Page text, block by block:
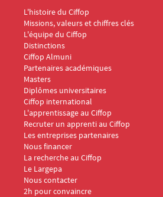
Menu Footer CIFFOP 1
L'histoire du Ciffop
Missions, valeurs et chiffres clés
L'équipe du Ciffop
Distinctions
Ciffop Almuni
Partenaires académiques
Menu Footer CIFFOP 2
Masters
Diplômes universitaires
Ciffop international
Menu Footer CIFFOP 3
L'apprentissage au Ciffop
Recruter un apprenti au Ciffop
Les entreprises partenaires
Nous financer
Menu Footer CIFFOP 4
La recherche au Ciffop
Le Largepa
Menu Footer CIFFOP 5
Nous contacter
2h pour convaincre